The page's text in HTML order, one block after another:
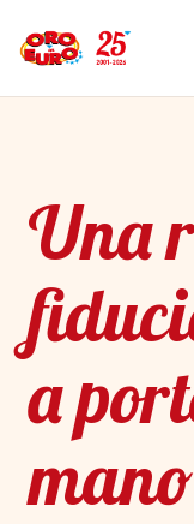
Una
a
mano